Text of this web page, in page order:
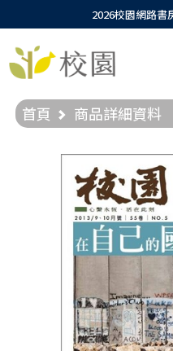
2026校園網路書
首頁 商品詳細資料